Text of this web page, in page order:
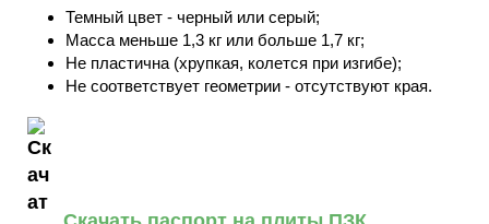
Темный цвет - черный или серый;
Масса меньше 1,3 кг или больше 1,7 кг;
Не пластична (хрупкая, колется при изгибе);
Не соответствует геометрии - отсутствуют края.